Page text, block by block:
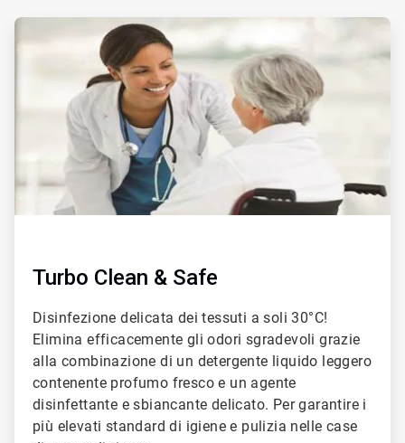
ArticleTile
Turbo Clean & Safe
Disinfezione delicata dei tessuti a soli 30°C!
Elimina efficacemente gli odori sgradevoli grazie
alla combinazione di un detergente liquido leggero
contenente profumo fresco e un agente
disinfettante e sbiancante delicato. Per garantire i
più elevati standard di igiene e pulizia nelle case